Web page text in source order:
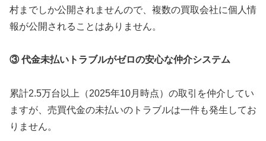
村までしか公開されませんので、複数の買取会社に個人情
報が公開されることはありません。
③ 代金未払いトラブルがゼロの安心な仲介システム
累計2.5万台以上（2025年10月時点）の取引を仲介してい
ますが、売買代金の未払いのトラブルは一件も発生してお
りません。